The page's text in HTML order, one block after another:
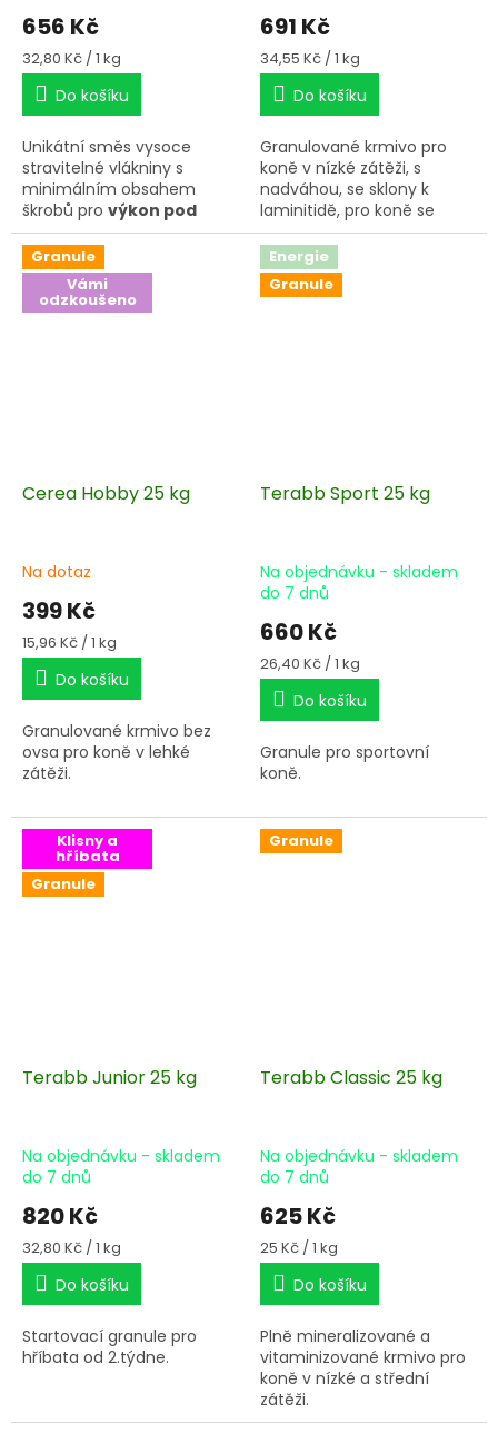
656 Kč
Měrná
cena:
32,80 Kč / 1 kg
Do košíku
Unikátní směs vysoce
stravitelné vlákniny s
minimálním obsahem
škrobů pro výkon pod
kontrolou bez nadměrné
vzrušivosti.
691 Kč
Měrná
cena:
34,55 Kč / 1 kg
Do košíku
Granulované krmivo pro
koně v nízké zátěži, s
nadváhou, se sklony k
laminitidě, pro koně se
špatnými zuby a
žaludečními vředy.
Granule
Vámi
odzkoušeno
Cerea Hobby 25 kg
Na dotaz
399 Kč
Měrná
cena:
15,96 Kč / 1 kg
Do košíku
Granulované krmivo bez
ovsa pro koně v lehké
zátěži.
Energie
Granule
Terabb Sport 25 kg
Na objednávku - skladem
do 7 dnů
660 Kč
Měrná
cena:
26,40 Kč / 1 kg
Do košíku
Granule pro sportovní
koně.
Klisny a
hříbata
Granule
Terabb Junior 25 kg
Na objednávku - skladem
do 7 dnů
820 Kč
Měrná
cena:
32,80 Kč / 1 kg
Do košíku
Startovací granule pro
hříbata od 2.týdne.
Granule
Terabb Classic 25 kg
Na objednávku - skladem
do 7 dnů
625 Kč
Měrná
cena:
25 Kč / 1 kg
Do košíku
Plně mineralizované a
vitaminizované krmivo pro
koně v nízké a střední
zátěži.